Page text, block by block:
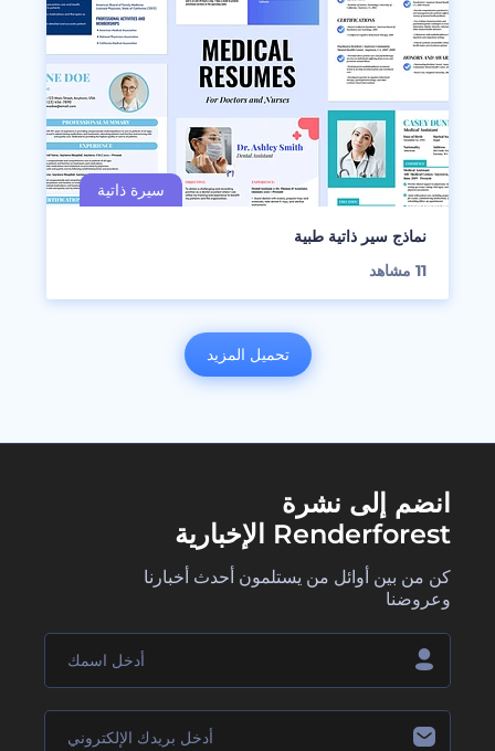
نماذج سير ذاتية طبية
11 مشاهد
تحميل المزيد
انضم إلى نشرة
Renderforest الإخبارية
كن من بين أوائل من يستلمون أحدث أخبارنا
وعروضنا